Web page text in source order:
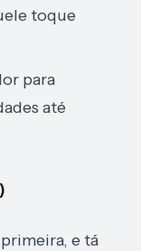
toque
para
até
e tá